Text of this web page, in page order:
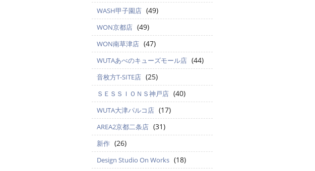
WASH甲子園店 (49)
WON京都店 (49)
WON南草津店 (47)
WUTAあべのキューズモール店 (44)
音枚方T-SITE店 (25)
ＳＥＳＳＩＯＮＳ神戸店 (40)
WUTA大津パルコ店 (17)
AREA2京都二条店 (31)
新作 (26)
Design Studio On Works (18)